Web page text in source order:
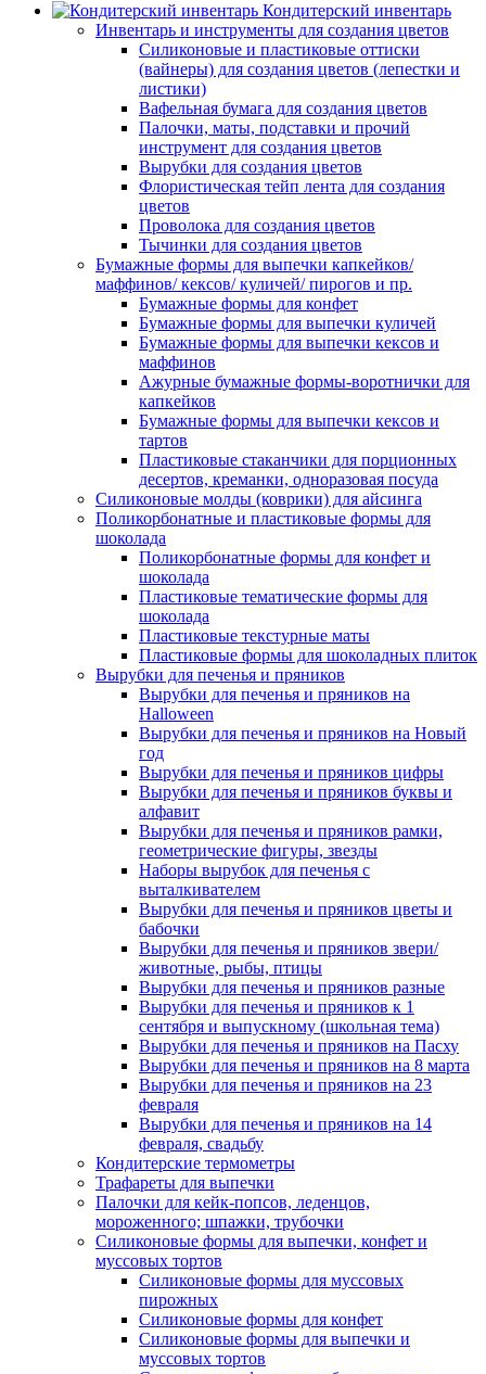
Кондитерский инвентарь
Инвентарь и инструменты для создания цветов
Силиконовые и пластиковые оттиски
(вайнеры) для создания цветов (лепестки и
листики)
Вафельная бумага для создания цветов
Палочки, маты, подставки и прочий
инструмент для создания цветов
Вырубки для создания цветов
Флористическая тейп лента для создания
цветов
Проволока для создания цветов
Тычинки для создания цветов
Бумажные формы для выпечки капкейков/
маффинов/ кексов/ куличей/ пирогов и пр.
Бумажные формы для конфет
Бумажные формы для выпечки куличей
Бумажные формы для выпечки кексов и
маффинов
Ажурные бумажные формы-воротнички для
капкейков
Бумажные формы для выпечки кексов и
тартов
Пластиковые стаканчики для порционных
десертов, креманки, одноразовая посуда
Силиконовые молды (коврики) для айсинга
Поликорбонатные и пластиковые формы для
шоколада
Поликорбонатные формы для конфет и
шоколада
Пластиковые тематические формы для
шоколада
Пластиковые текстурные маты
Пластиковые формы для шоколадных плиток
Вырубки для печенья и пряников
Вырубки для печенья и пряников на
Halloween
Вырубки для печенья и пряников на Новый
год
Вырубки для печенья и пряников цифры
Вырубки для печенья и пряников буквы и
алфавит
Вырубки для печенья и пряников рамки,
геометрические фигуры, звезды
Наборы вырубок для печенья с
выталкивателем
Вырубки для печенья и пряников цветы и
бабочки
Вырубки для печенья и пряников звери/
животные, рыбы, птицы
Вырубки для печенья и пряников разные
Вырубки для печенья и пряников к 1
сентября и выпускному (школьная тема)
Вырубки для печенья и пряников на Пасху
Вырубки для печенья и пряников на 8 марта
Вырубки для печенья и пряников на 23
февраля
Вырубки для печенья и пряников на 14
февраля, свадьбу
Кондитерские термометры
Трафареты для выпечки
Палочки для кейк-попсов, леденцов,
мороженного; шпажки, трубочки
Силиконовые формы для выпечки, конфет и
муссовых тортов
Силиконовые формы для муссовых
пирожных
Силиконовые формы для конфет
Силиконовые формы для выпечки и
муссовых тортов